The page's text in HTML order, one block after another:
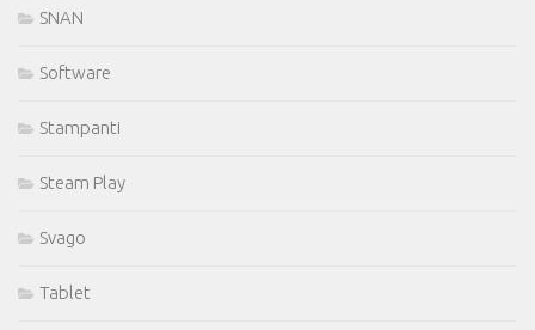
SNAN
Software
Stampanti
Steam Play
Svago
Tablet